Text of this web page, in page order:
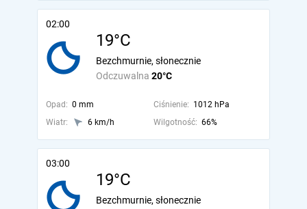
02:00
19°C
Odczuwalna 20°C
Bezchmurnie, słonecznie
Opad: 0 mm Ciśnienie: 1012 hPa
Wiatr:
6 km/h Wilgotność: 66%
03:00
19°C
Bezchmurnie, słonecznie